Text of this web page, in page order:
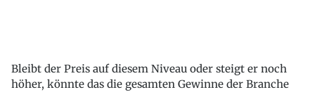
Bleibt der Preis auf diesem Niveau oder steigt er noch
höher, könnte das die gesamten Gewinne der Branche